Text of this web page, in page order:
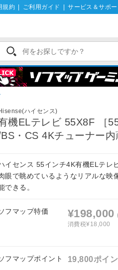
規約 ご利用ガイド サービス＆サポー
ハイセンス)
機ELテレビ 55X8F ［
・CS 4Kチューナー内
イセンス 55インチ4K有機ELテレ
眼で眺めているようなリアルな映
できる。
フマップ特価 ¥198,000
消費税¥18,000
フマップポイント 19,800ポイ